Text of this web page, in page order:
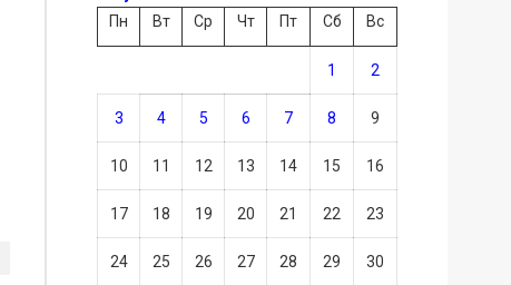
Пн
Вт Ср Чт Пт Сб Вс
1 2
3 4 5 6 7 8 9
10 11 12 13 14 15 16
17 18 19 20 21 22 23
24 25 26 27 28 29 30